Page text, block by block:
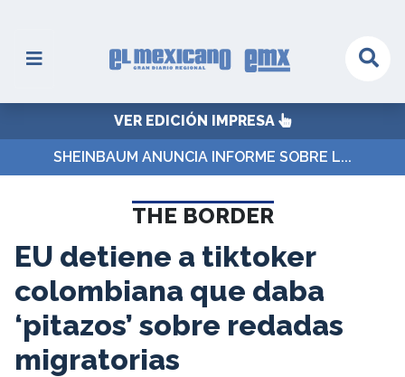
VER EDICIÓN IMPRESA
SHEINBAUM ANUNCIA INFORME SOBRE L...
THE BORDER
EU detiene a tiktoker
colombiana que daba
‘pitazos’ sobre redadas
migratorias